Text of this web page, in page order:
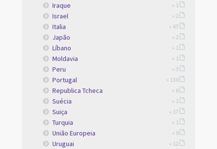
Iraque » 1
Israel » 2
Italia » 67
Japão » 2
Líbano » 1
Moldavia » 1
Peru » 3
Portugal » 130
Republica Tcheca » 6
Suécia » 1
Suiça » 17
Turquia » 1
União Europeia » 9
Uruguai » 12